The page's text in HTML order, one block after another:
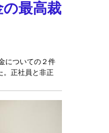
の最高裁
についての２件
。正社員と非正